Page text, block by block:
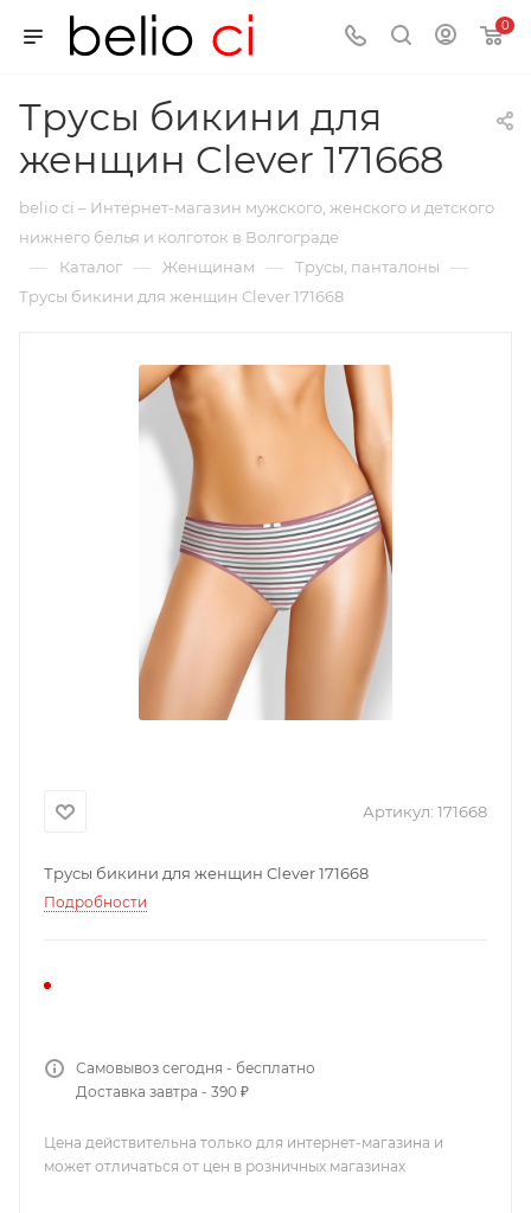
0
Трусы бикини для
женщин Clever 171668
belio ci – Интернет-магазин мужского, женского и детского
нижнего белья и колготок в Волгограде
— Каталог — Женщинам — Трусы, панталоны —
Трусы бикини для женщин Clever 171668
Артикул: 171668
Трусы бикини для женщин Clever 171668
Подробности
Самовывоз сегодня - бесплатно
Доставка завтра - 390 ₽
Цена действительна только для интернет-магазина и
может отличаться от цен в розничных магазинах